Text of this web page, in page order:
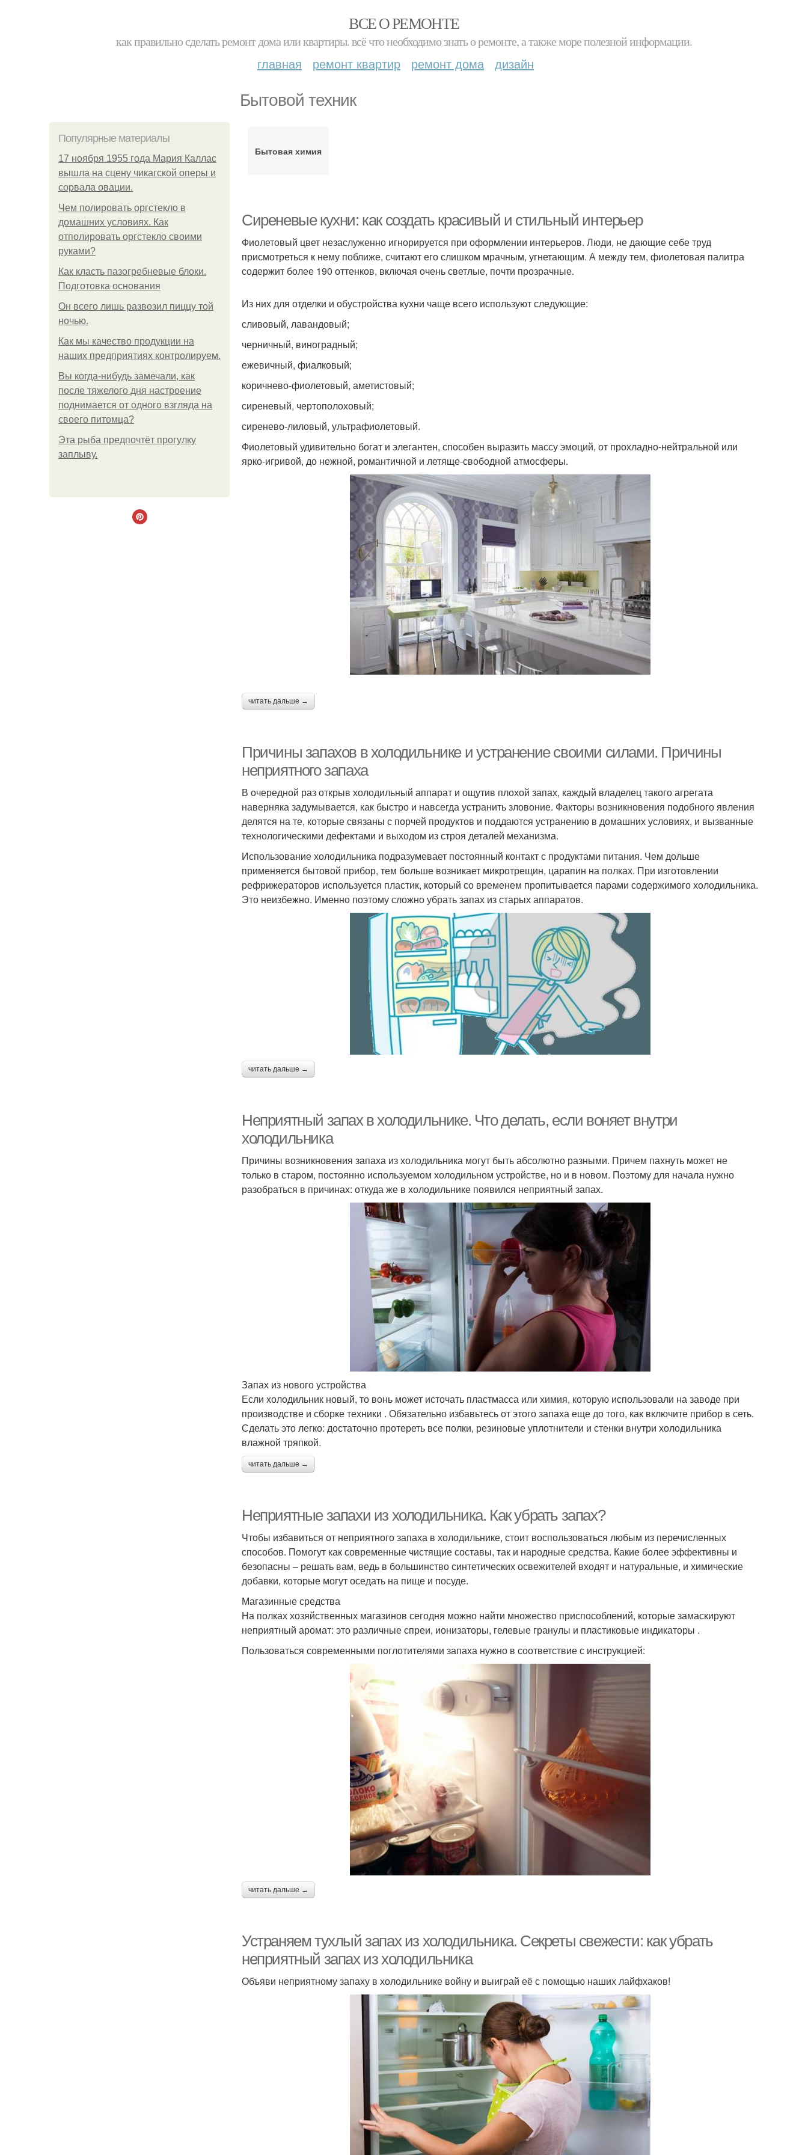
ВСЕ О РЕМОНТЕ
как правильно сделать ремонт дома или квартиры. всё что необходимо знать о ремонте, а также море полезной информации.
главная ремонт квартир ремонт дома дизайн
Бытовой техник
Популярные материалы
17 ноября 1955 года Мария Каллас
вышла на сцену чикагской оперы и
сорвала овации.
Чем полировать оргстекло в
домашних условиях. Как
отполировать оргстекло своими
руками?
Как класть пазогребневые блоки.
Подготовка основания
Он всего лишь развозил пиццу той
ночью.
Как мы качество продукции на
наших предприятиях контролируем.
Вы когда-нибудь замечали, как
после тяжелого дня настроение
поднимается от одного взгляда на
своего питомца?
Эта рыба предпочтёт прогулку
заплыву.
Бытовая химия
Сиреневые кухни: как создать красивый и стильный интерьер
Фиолетовый цвет незаслуженно игнорируется при оформлении интерьеров. Люди, не дающие себе труд
присмотреться к нему поближе, считают его слишком мрачным, угнетающим. А между тем, фиолетовая палитра
содержит более 190 оттенков, включая очень светлые, почти прозрачные.
Из них для отделки и обустройства кухни чаще всего используют следующие:
сливовый, лавандовый;
черничный, виноградный;
ежевичный, фиалковый;
коричнево-фиолетовый, аметистовый;
сиреневый, чертополоховый;
сиренево-лиловый, ультрафиолетовый.
Фиолетовый удивительно богат и элегантен, способен выразить массу эмоций, от прохладно-нейтральной или
ярко-игривой, до нежной, романтичной и летяще-свободной атмосферы.
читать дальше →
Причины запахов в холодильнике и устранение своими силами. Причины
неприятного запаха
В очередной раз открыв холодильный аппарат и ощутив плохой запах, каждый владелец такого агрегата
наверняка задумывается, как быстро и навсегда устранить зловоние. Факторы возникновения подобного явления
делятся на те, которые связаны с порчей продуктов и поддаются устранению в домашних условиях, и вызванные
технологическими дефектами и выходом из строя деталей механизма.
Использование холодильника подразумевает постоянный контакт с продуктами питания. Чем дольше
применяется бытовой прибор, тем больше возникает микротрещин, царапин на полках. При изготовлении
рефрижераторов используется пластик, который со временем пропитывается парами содержимого холодильника.
Это неизбежно. Именно поэтому сложно убрать запах из старых аппаратов.
читать дальше →
Неприятный запах в холодильнике. Что делать, если воняет внутри
холодильника
Причины возникновения запаха из холодильника могут быть абсолютно разными. Причем пахнуть может не
только в старом, постоянно используемом холодильном устройстве, но и в новом. Поэтому для начала нужно
разобраться в причинах: откуда же в холодильнике появился неприятный запах.
Запах из нового устройства
Если холодильник новый, то вонь может источать пластмасса или химия, которую использовали на заводе при
производстве и сборке техники . Обязательно избавьтесь от этого запаха еще до того, как включите прибор в сеть.
Сделать это легко: достаточно протереть все полки, резиновые уплотнители и стенки внутри холодильника
влажной тряпкой.
читать дальше →
Неприятные запахи из холодильника. Как убрать запах?
Чтобы избавиться от неприятного запаха в холодильнике, стоит воспользоваться любым из перечисленных
способов. Помогут как современные чистящие составы, так и народные средства. Какие более эффективны и
безопасны – решать вам, ведь в большинство синтетических освежителей входят и натуральные, и химические
добавки, которые могут оседать на пище и посуде.
Магазинные средства
На полках хозяйственных магазинов сегодня можно найти множество приспособлений, которые замаскируют
неприятный аромат: это различные спреи, ионизаторы, гелевые гранулы и пластиковые индикаторы .
Пользоваться современными поглотителями запаха нужно в соответствие с инструкцией:
читать дальше →
Устраняем тухлый запах из холодильника. Секреты свежести: как убрать
неприятный запах из холодильника
Объяви неприятному запаху в холодильнике войну и выиграй её с помощью наших лайфхаков!